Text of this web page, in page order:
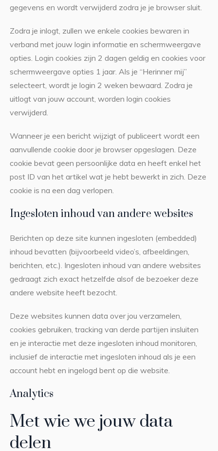
gegevens en wordt verwijderd zodra je je browser sluit.
Zodra je inlogt, zullen we enkele cookies bewaren in
verband met jouw login informatie en schermweergave
opties. Login cookies zijn 2 dagen geldig en cookies voor
schermweergave opties 1 jaar. Als je “Herinner mij”
selecteert, wordt je login 2 weken bewaard. Zodra je
uitlogt van jouw account, worden login cookies
verwijderd.
Wanneer je een bericht wijzigt of publiceert wordt een
aanvullende cookie door je browser opgeslagen. Deze
cookie bevat geen persoonlijke data en heeft enkel het
post ID van het artikel wat je hebt bewerkt in zich. Deze
cookie is na een dag verlopen.
Ingesloten inhoud van andere websites
Berichten op deze site kunnen ingesloten (embedded)
inhoud bevatten (bijvoorbeeld video’s, afbeeldingen,
berichten, etc.). Ingesloten inhoud van andere websites
gedraagt zich exact hetzelfde alsof de bezoeker deze
andere website heeft bezocht.
Deze websites kunnen data over jou verzamelen,
cookies gebruiken, tracking van derde partijen insluiten
en je interactie met deze ingesloten inhoud monitoren,
inclusief de interactie met ingesloten inhoud als je een
account hebt en ingelogd bent op die website.
Analytics
Met wie we jouw data
delen